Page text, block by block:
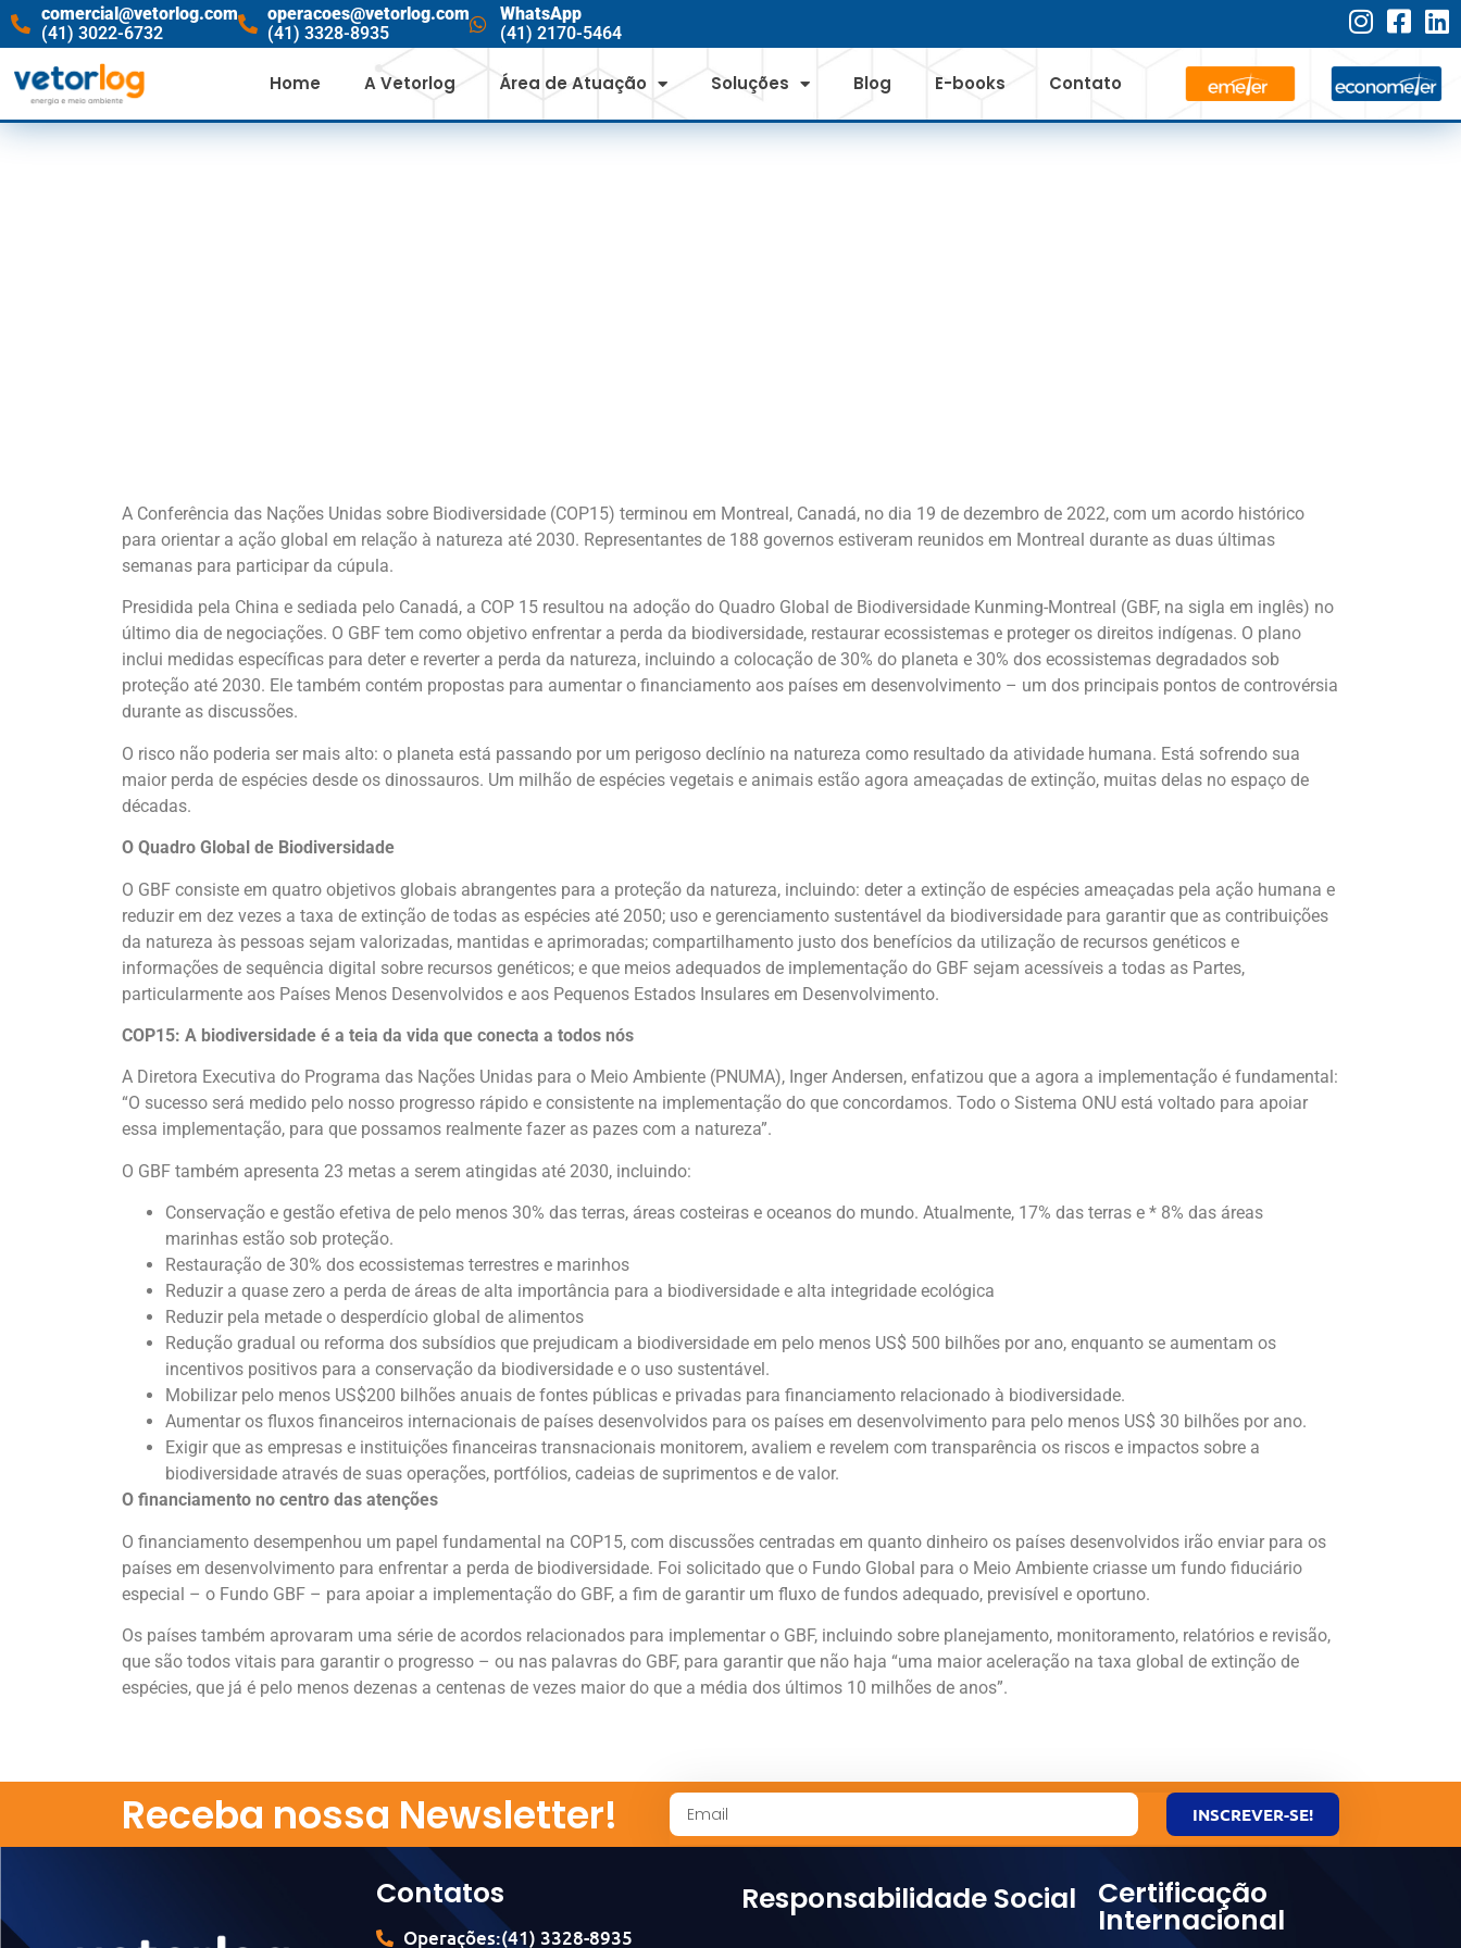
comercial@vetorlog.com
(41) 3022-6732
operacoes@vetorlog.com
(41) 3328-8935
WhatsApp
(41) 2170-5464
Home A Vetorlog Área de Atuação Soluções Blog E-books Contato
A Conferência das Nações Unidas sobre Biodiversidade (COP15) terminou em Montreal, Canadá, no dia 19 de dezembro de 2022, com um acordo histórico
para orientar a ação global em relação à natureza até 2030. Representantes de 188 governos estiveram reunidos em Montreal durante as duas últimas
semanas para participar da cúpula.
Presidida pela China e sediada pelo Canadá, a COP 15 resultou na adoção do Quadro Global de Biodiversidade Kunming-Montreal (GBF, na sigla em inglês) no
último dia de negociações. O GBF tem como objetivo enfrentar a perda da biodiversidade, restaurar ecossistemas e proteger os direitos indígenas. O plano
inclui medidas específicas para deter e reverter a perda da natureza, incluindo a colocação de 30% do planeta e 30% dos ecossistemas degradados sob
proteção até 2030. Ele também contém propostas para aumentar o financiamento aos países em desenvolvimento – um dos principais pontos de controvérsia
durante as discussões.
O risco não poderia ser mais alto: o planeta está passando por um perigoso declínio na natureza como resultado da atividade humana. Está sofrendo sua
maior perda de espécies desde os dinossauros. Um milhão de espécies vegetais e animais estão agora ameaçadas de extinção, muitas delas no espaço de
décadas.
O Quadro Global de Biodiversidade
O GBF consiste em quatro objetivos globais abrangentes para a proteção da natureza, incluindo: deter a extinção de espécies ameaçadas pela ação humana e
reduzir em dez vezes a taxa de extinção de todas as espécies até 2050; uso e gerenciamento sustentável da biodiversidade para garantir que as contribuições
da natureza às pessoas sejam valorizadas, mantidas e aprimoradas; compartilhamento justo dos benefícios da utilização de recursos genéticos e
informações de sequência digital sobre recursos genéticos; e que meios adequados de implementação do GBF sejam acessíveis a todas as Partes,
particularmente aos Países Menos Desenvolvidos e aos Pequenos Estados Insulares em Desenvolvimento.
COP15: A biodiversidade é a teia da vida que conecta a todos nós
A Diretora Executiva do Programa das Nações Unidas para o Meio Ambiente (PNUMA), Inger Andersen, enfatizou que a agora a implementação é fundamental:
“O sucesso será medido pelo nosso progresso rápido e consistente na implementação do que concordamos. Todo o Sistema ONU está voltado para apoiar
essa implementação, para que possamos realmente fazer as pazes com a natureza”.
O GBF também apresenta 23 metas a serem atingidas até 2030, incluindo:
Conservação e gestão efetiva de pelo menos 30% das terras, áreas costeiras e oceanos do mundo. Atualmente, 17% das terras e * 8% das áreas
marinhas estão sob proteção.
Restauração de 30% dos ecossistemas terrestres e marinhos
Reduzir a quase zero a perda de áreas de alta importância para a biodiversidade e alta integridade ecológica
Reduzir pela metade o desperdício global de alimentos
Redução gradual ou reforma dos subsídios que prejudicam a biodiversidade em pelo menos US$ 500 bilhões por ano, enquanto se aumentam os
incentivos positivos para a conservação da biodiversidade e o uso sustentável.
Mobilizar pelo menos US$200 bilhões anuais de fontes públicas e privadas para financiamento relacionado à biodiversidade.
Aumentar os fluxos financeiros internacionais de países desenvolvidos para os países em desenvolvimento para pelo menos US$ 30 bilhões por ano.
Exigir que as empresas e instituições financeiras transnacionais monitorem, avaliem e revelem com transparência os riscos e impactos sobre a
biodiversidade através de suas operações, portfólios, cadeias de suprimentos e de valor.
O financiamento no centro das atenções
O financiamento desempenhou um papel fundamental na COP15, com discussões centradas em quanto dinheiro os países desenvolvidos irão enviar para os
países em desenvolvimento para enfrentar a perda de biodiversidade. Foi solicitado que o Fundo Global para o Meio Ambiente criasse um fundo fiduciário
especial – o Fundo GBF – para apoiar a implementação do GBF, a fim de garantir um fluxo de fundos adequado, previsível e oportuno.
Os países também aprovaram uma série de acordos relacionados para implementar o GBF, incluindo sobre planejamento, monitoramento, relatórios e revisão,
que são todos vitais para garantir o progresso – ou nas palavras do GBF, para garantir que não haja “uma maior aceleração na taxa global de extinção de
espécies, que já é pelo menos dezenas a centenas de vezes maior do que a média dos últimos 10 milhões de anos”.
Receba nossa Newsletter! INSCREVER-SE!
Contatos
Operações:(41) 3328-8935
Responsabilidade Social Certificação
Internacional